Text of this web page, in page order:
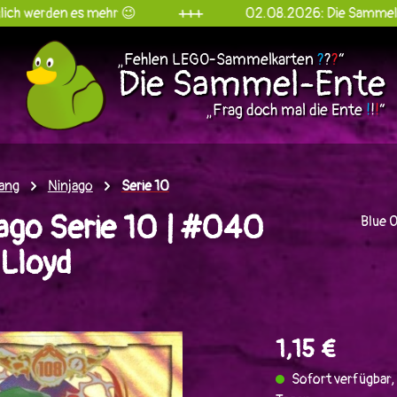
mehr 😉 +++ 02.08.2026: Die Sammel-Ente goes
„Fehlen LEGO-Sammelkarten ???“
Die Sammel-Ente
„Frag doch mal die Ente!!!“
Ninjago Serie 10
Serie 10 | #040
Blue
1,15 €
Sofort